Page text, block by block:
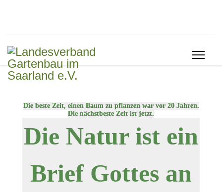
Die beste Zeit, einen Baum zu pflanzen war vor 20 Jahren.
Die nächstbeste Zeit ist jetzt.
Die Natur ist ein
Brief Gottes an